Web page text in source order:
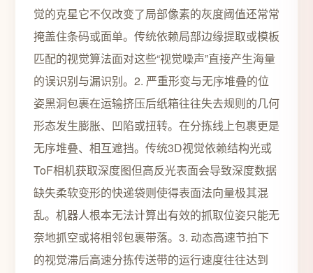
觉的克星它不仅改变了局部像素的灰度阈值还常常
掩盖住条码或面单。传统依赖局部边缘提取或模板
匹配的视觉算法面对这些“视觉噪声”直接产生海量
的误识别与漏识别。2. 严重形变与无序堆叠的位
姿黑洞包裹在运输挤压后纸箱往往失去规则的几何
形态发生膨胀、凹陷或扭转。在分拣线上包裹更是
无序堆叠、相互遮挡。传统3D视觉依赖结构光或
ToF相机获取深度图但高反光表面会导致深度数据
缺失柔软变形的快递袋则使得表面法向量极其混
乱。机器人根本无法计算出有效的抓取位姿只能无
奈地抓空或将相邻包裹带落。3. 动态高速节拍下
的视觉滞后高速分拣传送带的运行速度往往达到